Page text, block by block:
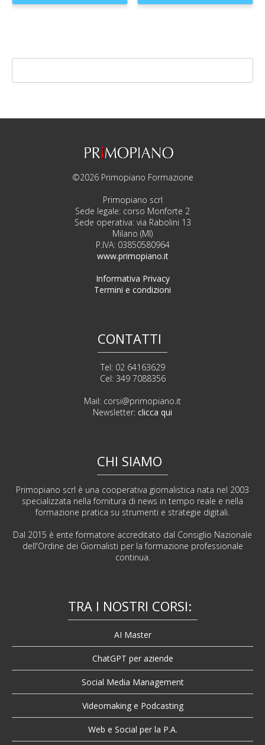
©2026 Primopiano Formazione
Primopiano scrl
Sede legale: corso Monforte 2
Sede operativa: via Rabolini 13
Milano (MI)
P.IVA: 03850580964
www.primopiano.it
Informativa Privacy
Termini e condizioni
CONTATTI
Tel: 02 64163629
Cel: 349 7088356
Mail: corsi@primopiano.it
Newsletter: clicca qui
CHI SIAMO
Primopiano scrl è una cooperativa giornalistica nata nel 2003
specializzata nella fornitura di news in tempo reale e nella
formazione pratica su strumenti e strategie digitali.
Dal 2015 è ente formatore accreditato dal Consiglio Nazionale
dell'Ordine dei Giornalisti per la formazione professionale
continua.
TRA I NOSTRI CORSI:
AI Master
ChatGPT per aziende
Social Media Management
Videomaking e Podcasting
Web e Social per la P.A.